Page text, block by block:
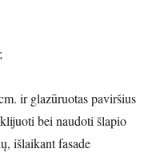
;
ir glazūruotas paviršius
bei naudoti šlapio
išlaikant fasade